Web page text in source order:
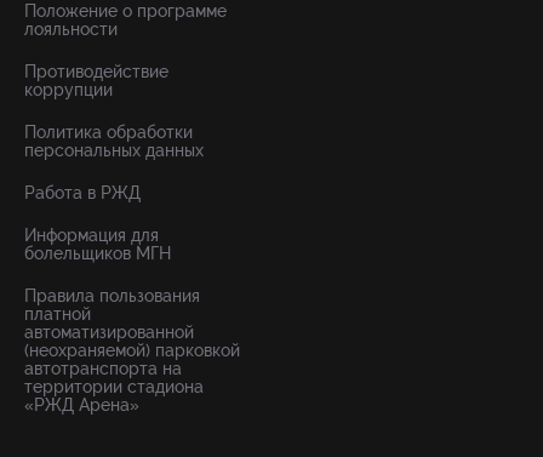
Положение о программе
лояльности
Противодействие
коррупции
Политика обработки
персональных данных
Работа в РЖД
Информация для
болельщиков МГН
Правила пользования
платной
автоматизированной
(неохраняемой) парковкой
автотранспорта на
территории стадиона
«РЖД Арена»